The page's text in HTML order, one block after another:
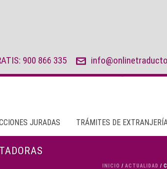
900 866 335
JURADAS TRÁMITES DE
INICIO / ACTUALIDAD /